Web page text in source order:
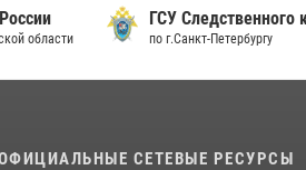
области
ГСУ Следственного
по г.Санкт-Петербургу
СЕТЕВЫЕ РЕСУРСЫ